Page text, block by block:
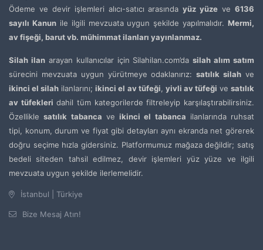
Ödeme ve devir işlemleri alıcı-satıcı arasındayüz yüze ve6136
sayılı Kanunile ilgili mevzuata uygun şekilde yapılmalıdır. Mermi,
av fişeği, barut vb. mühimmat ilanları yayınlanmaz.
Silah ilanarayan kullanıcılar için Silahilan.com’dasilah alım satım
sürecini mevzuata uygun yürütmeye odaklanırız:satılık silah ve
ikinci el silah ilanlarını;ikinci el av tüfeği, yivli av tüfeği vesatılık
av tüfekleri dahil tüm kategorilerde filtreleyip karşılaştırabilirsiniz.
Özelliklesatılık tabanca ve ikinci el tabanca ilanlarında ruhsat
tipi, konum, durum ve fiyat gibi detayları aynı ekranda net görerek
doğru seçime hızla gidersiniz. Platformumuz mağaza değildir; satış
bedeli siteden tahsil edilmez, devir işlemleri yüz yüze ve ilgili
mevzuata uygun şekilde ilerlemelidir.
İstanbul | Türkiye
Bize Mesaj Atın!